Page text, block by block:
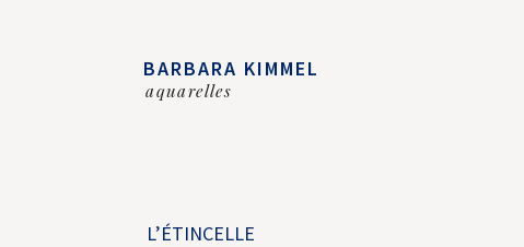
BARBARA KIMMEL
aquarelles
L’ÉTINCELLE